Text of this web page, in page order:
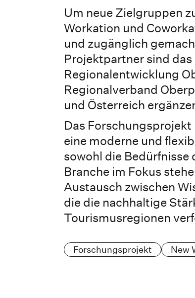
Um neue Zielgruppen
Workation und
und zugänglich
Projektpartner sind
Regionalentwicklung
Regionalverband
und Österreich
Das
eine moderne und
sowohl die
Branche im Fokus
Austausch zwischen
die die nachhaltige
Tourismusregionen
Forschungsprojekt New